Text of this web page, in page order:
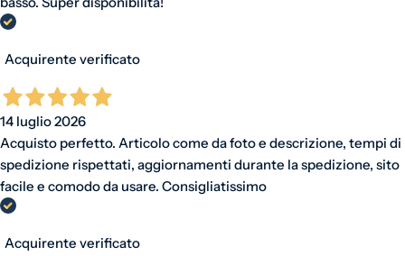
Acquirente verificato
14 luglio 2026
Acquisto perfetto. Articolo come da foto e descrizione, tempi di
spedizione rispettati, aggiornamenti durante la spedizione, sito
facile e comodo da usare. Consigliatissimo
Acquirente verificato